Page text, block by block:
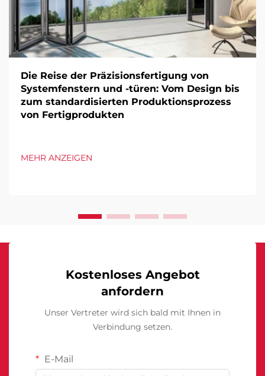
Die Reise der Präzisionsfertigung von
Systemfenstern und -türen: Vom Design bis
zum standardisierten Produktionsprozess
von Fertigprodukten
MEHR ANZEIGEN
Kostenloses Angebot
anfordern
Unser Vertreter wird sich bald mit Ihnen in
Verbindung setzen.
E-Mail